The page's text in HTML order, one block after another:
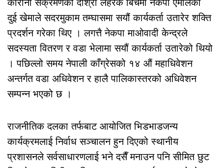
कोरोना संक्रमणको दोश्रो लहरकै बिचमा नेकपा एमालेका
दुई खेमाले सदरमुकाम तम्घासमा सयौं कार्यकर्ता उतारेर शक्ति
प्रदर्शन गरेका थिए । लगत्तै नेकपा माओवादी केन्द्रले
सदस्यता वितरण र वडा भेलामा सयौं कार्यकर्ता उतारेको थियो
। पछिल्लो समय नेपाली काँग्रेसको १४ औं महाधिवेशन
अन्तर्गत वडा अधिवेशन र हालै पालिकास्तरको अधिवेशन
सम्पन्न भएको छ ।
राजनीतिक दलका तर्फबाट आयोजित भिडभाडजन्य
कार्यक्रमलाई निर्वाध सञ्चालन हुन दिएको स्थानीय
प्रशासनले सर्वसाधारणलाई भने दसैँ मनाउन पनि सीमित छुट